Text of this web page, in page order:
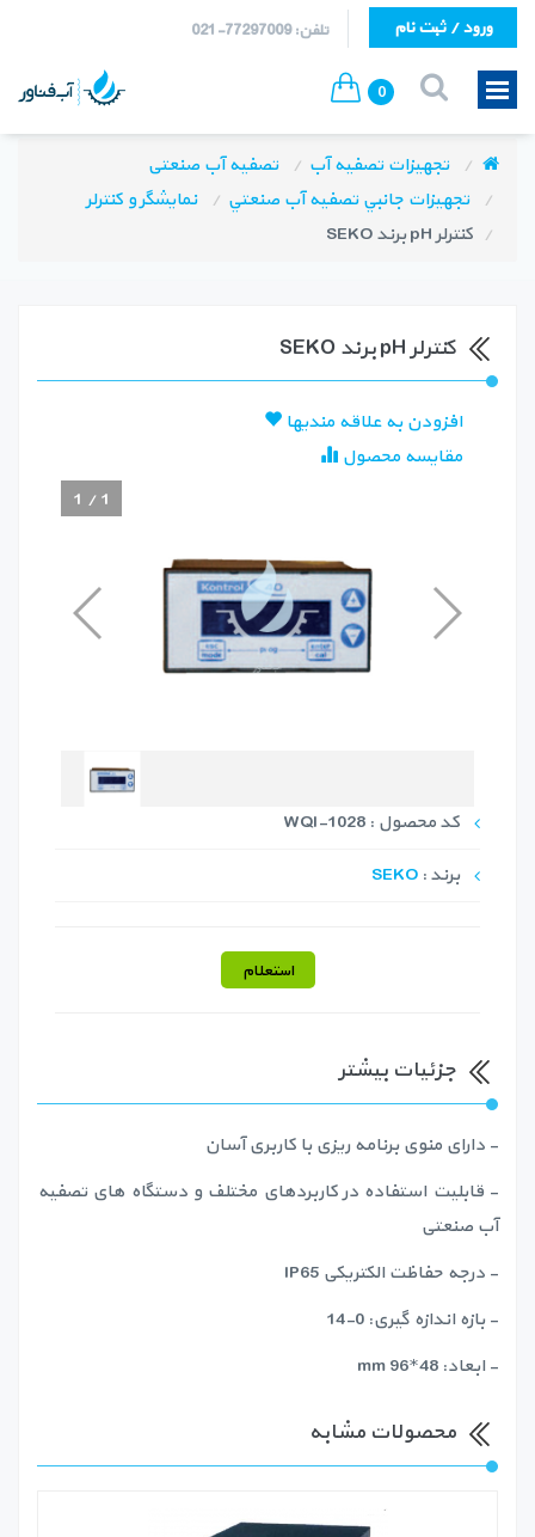
تلفن: 77297009-021 ورود / ثبت نام
0
تجهیزات تصفیه آب
تصفیه آب صنعتی
تجهيزات جانبي تصفيه آب صنعتي
نمايشگر و كنترلر
کنترلر pH برند SEKO
کنترلر pH برند SEKO
افزودن به علاقه مندیها
مقایسه محصول
1 /1
کد محصول : WQI-1028
برند : SEKO
استعلام
جزئیات بیشتر
- دارای منوی برنامه ریزی با کاربری آسان
- قابلیت استفاده در کاربردهای مختلف و دستگاه های تصفیه
آب صنعتی
- درجه حفاظت الکتریکی IP65
- بازه اندازه گیری: 0-14
- ابعاد: 48*96 mm
محصولات مشابه